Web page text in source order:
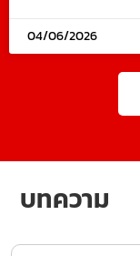
04/06/2026
บทความ